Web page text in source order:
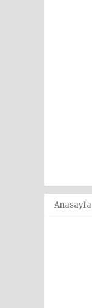
Anasayfa